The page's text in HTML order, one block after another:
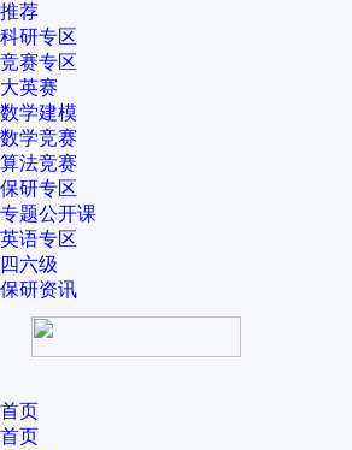
推荐
科研专区
竞赛专区
大英赛
数学建模
数学竞赛
算法竞赛
保研专区
专题公开课
英语专区
四六级
保研资讯
首页
首页